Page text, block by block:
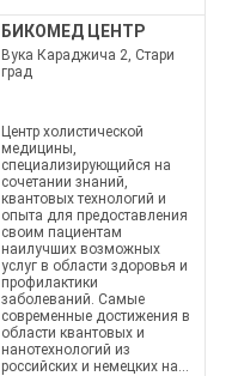
БИКОМЕД ЦЕНТР
Вука Караджича 2, Стари
град
Центр холистической
медицины,
специализирующийся на
сочетании знаний,
квантовых технологий и
опыта для предоставления
своим пациентам
наилучших возможных
услуг в области здоровья и
профилактики
заболеваний. Самые
современные достижения в
области квантовых и
нанотехнологий из
российских и немецких на...